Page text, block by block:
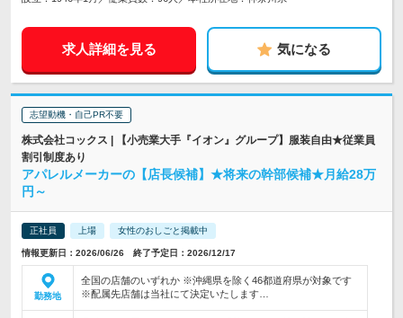
求人詳細を見る 気になる
志望動機・自己PR不要
株式会社コックス | 【小売業大手『イオン』グループ】服装自由★従業員
割引制度あり
アパレルメーカーの【店長候補】★将来の幹部候補★月給28万
円～
正社員 上場 女性のおしごと掲載中
情報更新日：2026/06/26 終了予定日：2026/12/17
勤務地
全国の店舗のいずれか ※沖縄県を除く46都道府県が対象です
※配属先店舗は当社にて決定いたします…